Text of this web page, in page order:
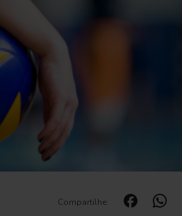
Compartilhe: